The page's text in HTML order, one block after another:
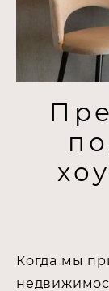
Когда мы